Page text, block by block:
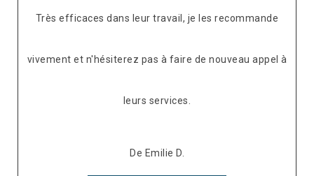
Très efficaces dans leur travail, je les recommande
vivement et n'hésiterez pas à faire de nouveau appel à
leurs services.
De Emilie D.